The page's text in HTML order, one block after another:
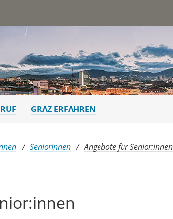
GRAZ ERFAHREN
SeniorInnen Angebote für Senior:innen